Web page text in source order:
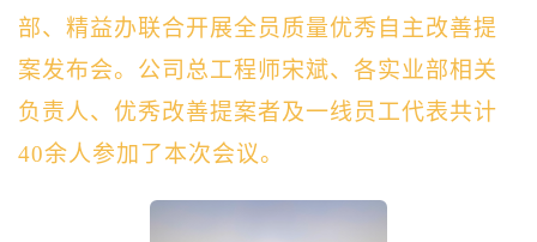
部、精益办联合开展全员质量优秀自主改善提
案发布会。公司总工程师宋斌、各实业部相关
负责人、优秀改善提案者及一线员工代表共计
40余人参加了本次会议。